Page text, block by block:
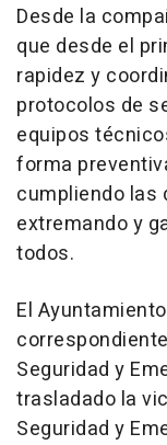
Desde la
que desde el
rapidez y
protocolos de
equipos
forma
cumpliendo las
extremando y
todos.
El
Seguridad y
trasladado la
Seguridad y